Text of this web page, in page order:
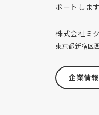
ポートします
株式会社ミ
東京都新宿区
企業情報